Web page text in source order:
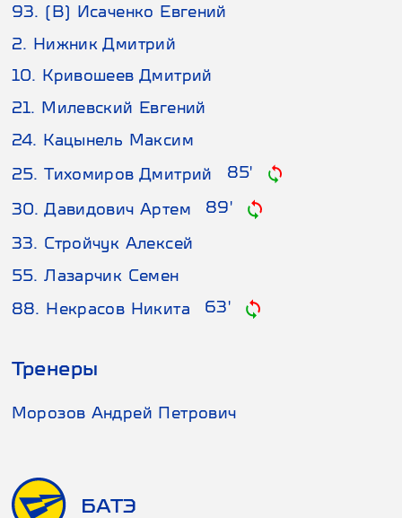
93. (В) Исаченко Евгений
2. Нижник Дмитрий
10. Кривошеев Дмитрий
21. Милевский Евгений
24. Кацынель Максим
25. Тихомиров Дмитрий
85'
30. Давидович Артем
89'
33. Стройчук Алексей
55. Лазарчик Семен
88. Некрасов Никита
63'
Тренеры
Морозов Андрей Петрович
БАТЭ